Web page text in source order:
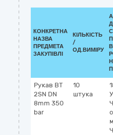
КОНКРЕТНА
НАЗВА
ПРЕДМЕТА
ЗАКУПІВЛІ
КІЛЬКІСТЬ
/
ОД.ВИМІРУ
Рукав ВТ
2SN DN
8mm 350
bar
10
штука